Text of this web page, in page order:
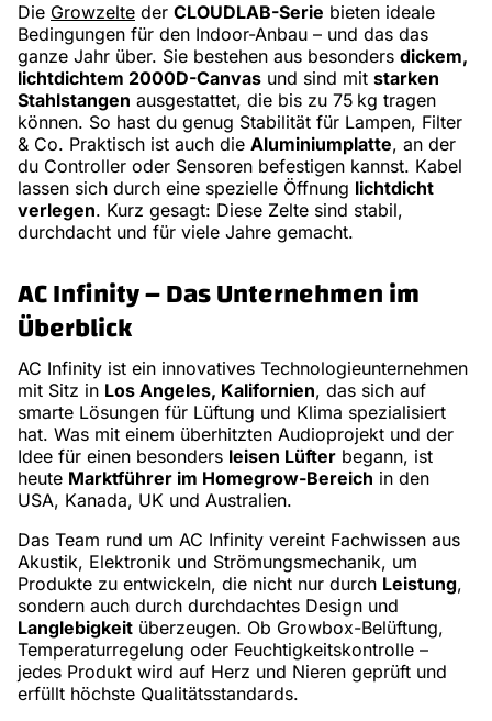
Die Growzelte der CLOUDLAB-Serie bieten ideale
Bedingungen für den Indoor-Anbau – und das das
ganze Jahr über. Sie bestehen aus besonders dickem,
lichtdichtem 2000D-Canvas und sind mit starken
Stahlstangen ausgestattet, die bis zu 75 kg tragen
können. So hast du genug Stabilität für Lampen, Filter
& Co. Praktisch ist auch die Aluminiumplatte, an der
du Controller oder Sensoren befestigen kannst. Kabel
lassen sich durch eine spezielle Öffnung lichtdicht
verlegen. Kurz gesagt: Diese Zelte sind stabil,
durchdacht und für viele Jahre gemacht.
AC Infinity – Das Unternehmen im
Überblick
AC Infinity ist ein innovatives Technologieunternehmen
mit Sitz in Los Angeles, Kalifornien, das sich auf
smarte Lösungen für Lüftung und Klima spezialisiert
hat. Was mit einem überhitzten Audioprojekt und der
Idee für einen besonders leisen Lüfter begann, ist
heute Marktführer im Homegrow-Bereich in den
USA, Kanada, UK und Australien.
Das Team rund um AC Infinity vereint Fachwissen aus
Akustik, Elektronik und Strömungsmechanik, um
Produkte zu entwickeln, die nicht nur durch Leistung,
sondern auch durch durchdachtes Design und
Langlebigkeit überzeugen. Ob Growbox-Belüftung,
Temperaturregelung oder Feuchtigkeitskontrolle –
jedes Produkt wird auf Herz und Nieren geprüft und
erfüllt höchste Qualitätsstandards.